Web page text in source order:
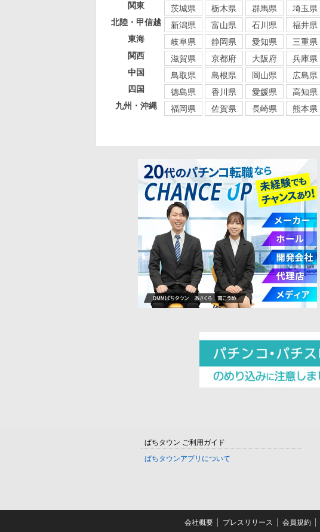
関東
茨城県 栃木県 群馬県 埼玉県
北陸・甲信越
新潟県 富山県 石川県 福井県
東海
岐阜県 静岡県 愛知県
三重県
関西
滋賀県 京都府 大阪府 兵庫県
中国
鳥取県 島根県 岡山県 広島県
四国
徳島県 香川県 愛媛県
高知県
九州・沖縄
福岡県 佐賀県 長崎県 熊本県
ぱちタウン ご利用ガイド
ぱちタウンアプリについて
会社概要 プレスリリース 会員規約